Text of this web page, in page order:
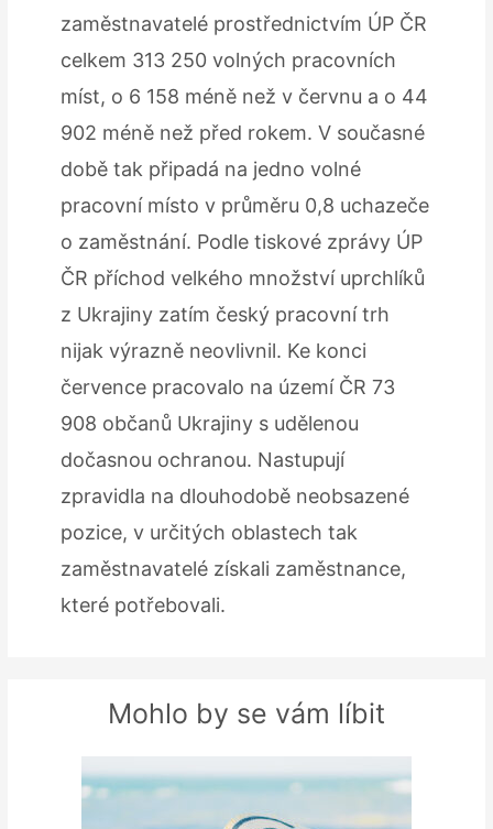
zaměstnavatelé prostřednictvím ÚP ČR
celkem 313 250 volných pracovních
míst, o 6 158 méně než v červnu a o 44
902 méně než před rokem. V současné
době tak připadá na jedno volné
pracovní místo v průměru 0,8 uchazeče
o zaměstnání. Podle tiskové zprávy ÚP
ČR příchod velkého množství uprchlíků
z Ukrajiny zatím český pracovní trh
nijak výrazně neovlivnil. Ke konci
července pracovalo na území ČR 73
908 občanů Ukrajiny s udělenou
dočasnou ochranou. Nastupují
zpravidla na dlouhodobě neobsazené
pozice, v určitých oblastech tak
zaměstnavatelé získali zaměstnance,
které potřebovali.
Mohlo by se vám líbit